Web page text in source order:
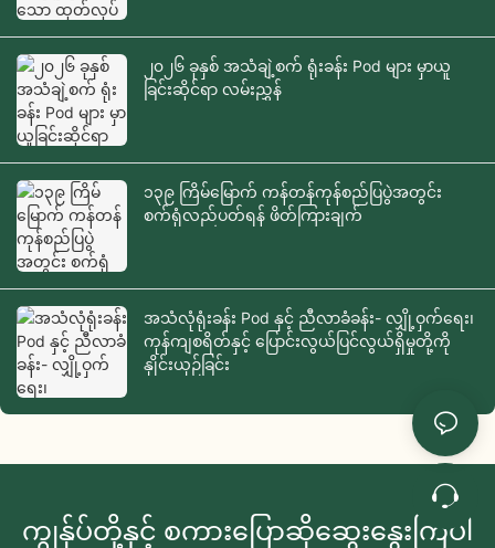
၂၀၂၆ ခုနှစ် အသံချဲ့စက် ရုံးခန်း Pod များ မှာယူ
ခြင်းဆိုင်ရာ လမ်းညွှန်
၁၃၉ ကြိမ်မြောက် ကန်တန်ကုန်စည်ပြပွဲအတွင်း
စက်ရုံလည်ပတ်ရန် ဖိတ်ကြားချက်
အသံလုံရုံးခန်း Pod နှင့် ညီလာခံခန်း- လျှို့ဝှက်ရေး၊
ကုန်ကျစရိတ်နှင့် ပြောင်းလွယ်ပြင်လွယ်ရှိမှုတို့ကို
နှိုင်းယှဉ်ခြင်း
ကျွန်ုပ်တို့နှင့် စကားပြောဆိုဆွေးနွေးကြပါ